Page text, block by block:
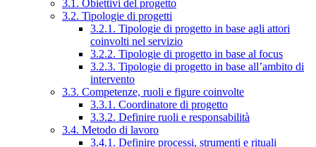
3.1. Obiettivi del progetto
3.2. Tipologie di progetti
3.2.1. Tipologie di progetto in base agli attori
coinvolti nel servizio
3.2.2. Tipologie di progetto in base al focus
3.2.3. Tipologie di progetto in base all’ambito di
intervento
3.3. Competenze, ruoli e figure coinvolte
3.3.1. Coordinatore di progetto
3.3.2. Definire ruoli e responsabilità
3.4. Metodo di lavoro
3.4.1. Definire processi, strumenti e rituali